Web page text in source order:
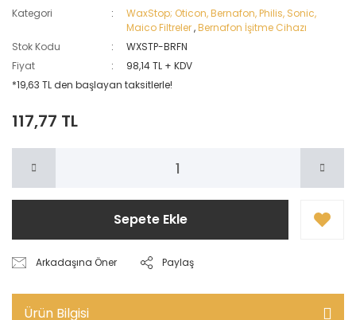
Kategori
WaxStop; Oticon, Bernafon, Philis, Sonic,
Maico Filtreler,Bernafon İşitme Cihazı
Stok Kodu
WXSTP-BRFN
Fiyat
98,14 TL + KDV
*19,63 TL den başlayan taksitlerle!
117,77 TL
Sepete Ekle
Arkadaşına Öner Paylaş
Ürün Bilgisi